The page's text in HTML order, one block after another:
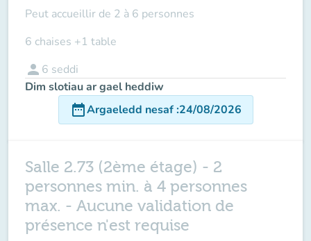
Peut accueillir de 2 à 6 personnes
6 chaises +1 table
person 6 seddi
Dim slotiau ar gael heddiw
date_rangeArgaeledd nesaf:24/08/2026
Salle 2.73 (2ème étage) - 2
personnes min. à 4 personnes
max. - Aucune validation de
présence n'est requise